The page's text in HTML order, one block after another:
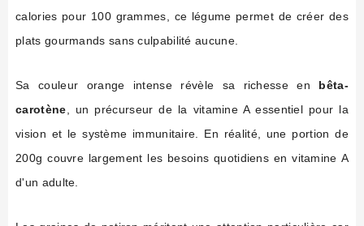
calories pour 100 grammes, ce légume permet de créer des
plats gourmands sans culpabilité aucune.
Sa couleur orange intense révèle sa richesse en bêta-
carotène, un précurseur de la vitamine A essentiel pour la
vision et le système immunitaire. En réalité, une portion de
200g couvre largement les besoins quotidiens en vitamine A
d'un adulte.